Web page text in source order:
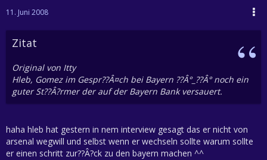
11. Juni 2008
Zitat
Original von Itty
Hleb, Gomez im Gespr??Â¤ch bei Bayern ??Â°_??Â° noch ein
guter St??Â?rmer der auf der Bayern Bank versauert.
haha hleb hat gestern in nem interview gesagt das er nicht von
arsenal wegwill und selbst wenn er wechseln sollte warum sollte
er einen schritt zur??Â?ck zu den bayern machen ^^